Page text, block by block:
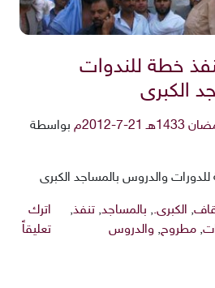
خطة للندوات
الكبرى
بواسطة
والدروس بالمساجد الكبرى
, الكبرى., بالمساجد, تنفذ,
, مطروح, والدروس
اترك
تعليقاً